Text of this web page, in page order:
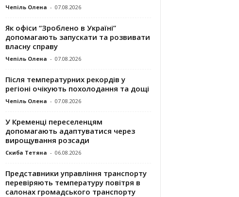
Чепіль Олена - 07.08.2026
Як офіси “Зроблено в Україні”
допомагають запускaти та розвивати
власну справу
Чепіль Олена - 07.08.2026
Після температурних рекордів у
регіоні очікують похолодання та дощі
Чепіль Олена - 07.08.2026
У Кременці переселенцям
допомагають адаптуватися через
вирощування розсади
Скиба Тетяна - 06.08.2026
Представники управління транспорту
перевіряють температуру повітря в
салонах громадського транспорту